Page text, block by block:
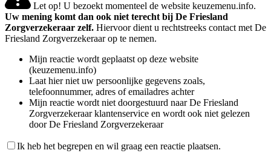
Let op! U bezoekt momenteel de website keuzemenu.info.
Uw mening komt dan ook niet terecht bij De Friesland
Zorgverzekeraar zelf. Hiervoor dient u rechtstreeks contact met De
Friesland Zorgverzekeraar op te nemen.
Mijn reactie wordt geplaatst op deze website
(keuzemenu.info)
Laat hier niet uw persoonlijke gegevens zoals,
telefoonnummer, adres of emailadres achter
Mijn reactie wordt niet doorgestuurd naar De Friesland
Zorgverzekeraar klantenservice en wordt ook niet gelezen
door De Friesland Zorgverzekeraar
Ik heb het begrepen en wil graag een reactie plaatsen.